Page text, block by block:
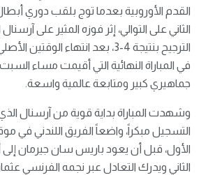
الثاني على التوالي، إثر فوزه المثير على
في المباراة النهائية التي أقيمت مساء
جماهيري كبير ومتابعة عالمية واسعة.
وشهدت المباراة بداية قوية من آرسنال
التسجيل مبكراً، واضعاً الفريق اللندني
الأول، قبل أن يعود باريس سان جيرمان إلى
الثاني ويدرك التعادل عبر نجمه الفرنسي